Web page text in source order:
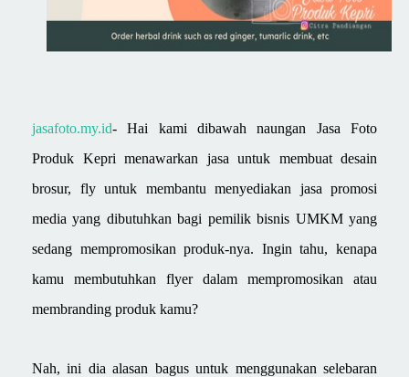
jasafoto.my.id- Hai kami dibawah naungan Jasa Foto
Produk Kepri menawarkan jasa untuk membuat desain
brosur, fly untuk membantu menyediakan jasa promosi
media yang dibutuhkan bagi pemilik bisnis UMKM yang
sedang mempromosikan produk-nya. Ingin tahu, kenapa
kamu membutuhkan flyer dalam mempromosikan atau
membranding produk kamu?
Nah, ini dia alasan bagus untuk menggunakan selebaran